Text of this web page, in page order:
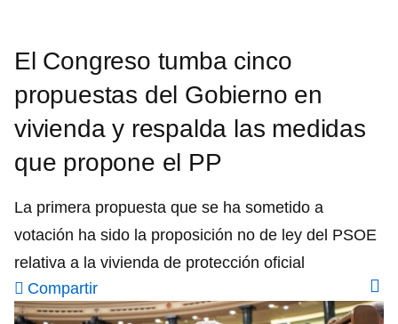
El Congreso tumba cinco
propuestas del Gobierno en
vivienda y respalda las medidas
que propone el PP
La primera propuesta que se ha sometido a
votación ha sido la proposición no de ley del PSOE
relativa a la vivienda de protección oficial
Compartir